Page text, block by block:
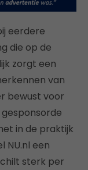
eerdere
die op de
zorgt een
van
bewust voor
in de praktijk
NU.nl een
sterk per